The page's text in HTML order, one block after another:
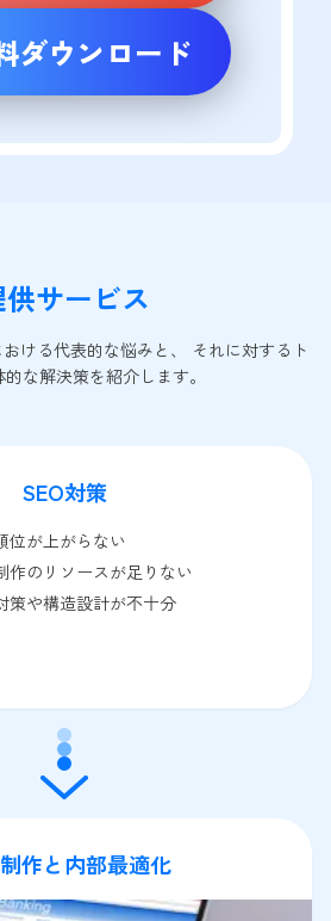
ダウンロード
サービス
ける代表的な悩みと、 それに対するト
的な解決策を紹介します。
SEO対策
位が上がらない
作のリソースが足りない
策や構造設計が不十分
作と内部最適化